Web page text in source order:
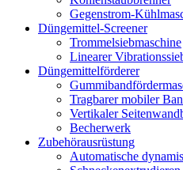
Gegenstrom-
Düngemittel-Screener
Trommelsiebmaschine
Linearer
Düngemittelförderer
Tragbarer mobiler
Vertikaler
Becherwerk
Zubehörausrüstung
Automatische